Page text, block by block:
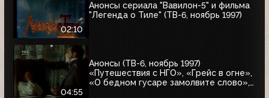
02:10
Анонсы сериала "Вавилон-5" и фильма
"Легенда о Тиле" (ТВ-6, ноябрь 1997)
04:55
Анонсы (ТВ-6, ноябрь 1997)
«Путешествия с НГО», «Грейс в огне»,
«О бедном гусаре замолвите слово»,